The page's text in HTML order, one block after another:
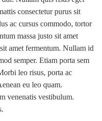
consectetur purus sit
ac cursus commodo, tortor
massa justo sit amet
amet fermentum. Nullam id
semper. Etiam porta sem
leo risus, porta ac
eu leo quam.
venenatis vestibulum.